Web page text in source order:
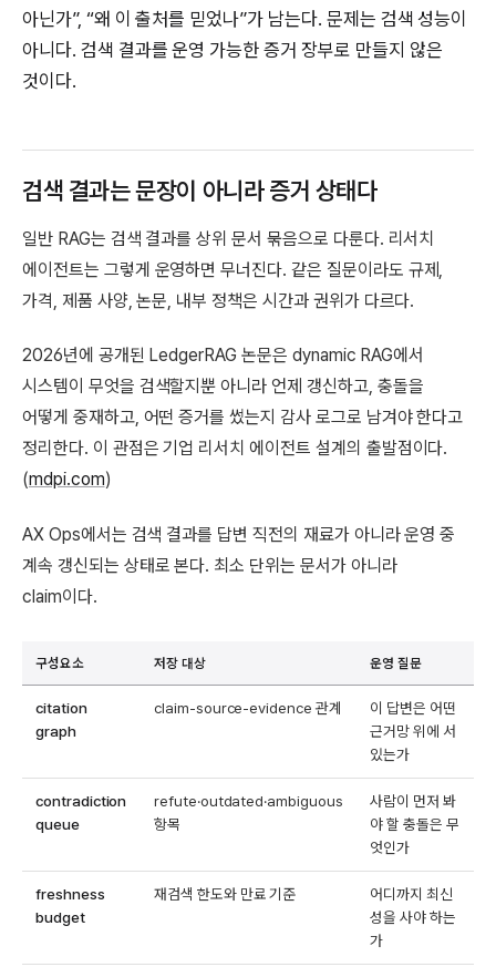
아닌가”, “왜 이 출처를 믿었나”가 남는다. 문제는 검색 성능이
아니다. 검색 결과를 운영 가능한 증거 장부로 만들지 않은
것이다.
검색 결과는 문장이 아니라 증거 상태다
일반 RAG는 검색 결과를 상위 문서 묶음으로 다룬다. 리서치
에이전트는 그렇게 운영하면 무너진다. 같은 질문이라도 규제,
가격, 제품 사양, 논문, 내부 정책은 시간과 권위가 다르다.
2026년에 공개된 LedgerRAG 논문은 dynamic RAG에서
시스템이 무엇을 검색할지뿐 아니라 언제 갱신하고, 충돌을
어떻게 중재하고, 어떤 증거를 썼는지 감사 로그로 남겨야 한다고
정리한다. 이 관점은 기업 리서치 에이전트 설계의 출발점이다.
(mdpi.com)
AX Ops에서는 검색 결과를 답변 직전의 재료가 아니라 운영 중
계속 갱신되는 상태로 본다. 최소 단위는 문서가 아니라
claim이다.
구성요소 저장 대상 운영 질문
citation
graph
claim-source-evidence 관계
이 답변은 어떤
근거망 위에 서
있는가
contradiction
queue
refute·outdated·ambiguous
항목
사람이 먼저 봐
야 할 충돌은 무
엇인가
freshness
budget
재검색 한도와 만료 기준
어디까지 최신
성을 사야 하는
가